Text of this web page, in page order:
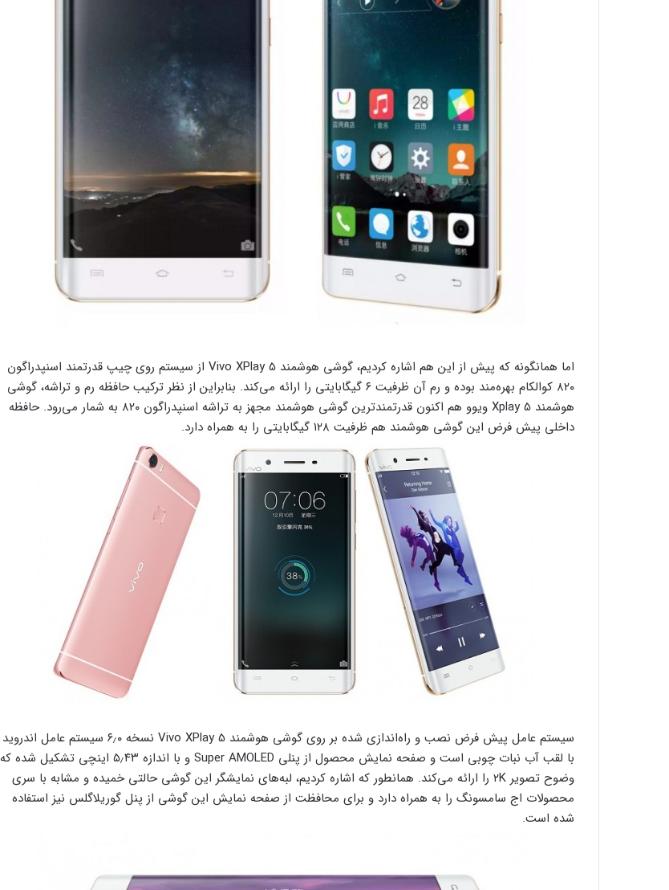
اما همانگونه که پیش از این هم اشاره کردیم، گوشی هوشمند Vivo XPlay 5 از سیستم روی چیپ قدرتمند اسنپدراگون
۸۲۰ کوالکام بهره‌مند بوده و رم آن ظرفیت ۶ گیگابایتی را ارائه می‌کند. بنابراین از نظر ترکیب حافظه رم و تراشه، گوشی
هوشمند Xplay 5 ویوو هم اکنون قدرتمندترین گوشی هوشمند مجهز به تراشه اسنپدراگون ۸۲۰ به شمار می‌رود. حافظه
داخلی پیش فرض این گوشی هوشمند هم ظرفیت ۱۲۸ گیگابایتی را به همراه دارد.
سیستم عامل پیش فرض نصب و راه‌اندازی شده بر روی گوشی هوشمند Vivo XPlay 5 نسخه ۶٫۰ سیستم عامل اندروید
با لقب آب نبات چوبی است و صفحه نمایش محصول از پنلی Super AMOLED و با اندازه ۵٫۴۳ اینچی تشکیل شده که
وضوح تصویر ۲K را ارائه می‌کند. همانطور که اشاره کردیم، لبه‌های نمایشگر این گوشی حالتی خمیده و مشابه با سری
محصولات اج سامسونگ را به همراه دارد و برای محافظت از صفحه نمایش این گوشی از پنل گوریلاگلس نیز استفاده
شده است.